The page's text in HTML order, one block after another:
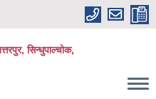
सिन्धुपाल्चोक,